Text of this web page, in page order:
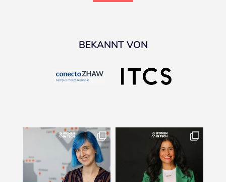
BEKANNT VON